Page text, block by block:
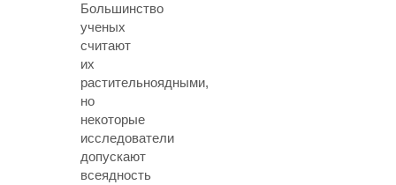
Большинство
ученых
считают
их
растительноядными,
но
некоторые
исследователи
допускают
всеядность